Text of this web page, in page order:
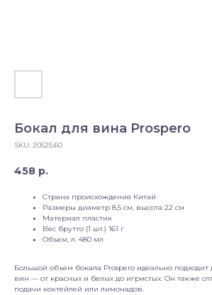
Бокал для вина Prospero
SKU: 20525.60
458 р.
Страна происхождения Китай
Размеры диаметр 8,5 см, высота 22 см
Материал пластик
Вес брутто (1 шт.) 161 г
Объем, л. 480 мл
Большой объем бокала Prospero идеально подходит
вин — от красных и белых до игристых. Он также
подачи коктейлей или лимонадов.